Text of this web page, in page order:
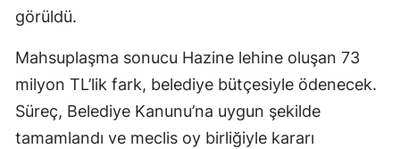
görüldü.
Mahsuplaşma sonucu Hazine lehine oluşan 73
milyon TL’lik fark, belediye bütçesiyle ödenecek.
Süreç, Belediye Kanunu’na uygun şekilde
tamamlandı ve meclis oy birliğiyle kararı